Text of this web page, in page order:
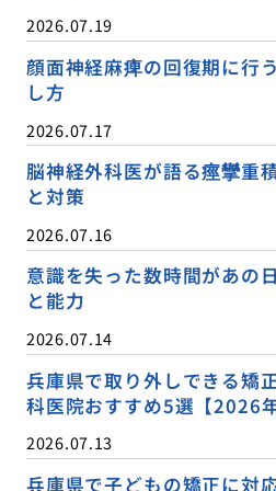
2026.07.19
顔面神経麻痺の回復期に行
し方
2026.07.17
脳神経外科医が語る痙攣重
と対策
2026.07.16
意識を失った数時間があの
と能力
2026.07.14
兵庫県で取り外しできる矯
科医院おすすめ5選【2026年
2026.07.13
兵庫県で子どもの矯正に対